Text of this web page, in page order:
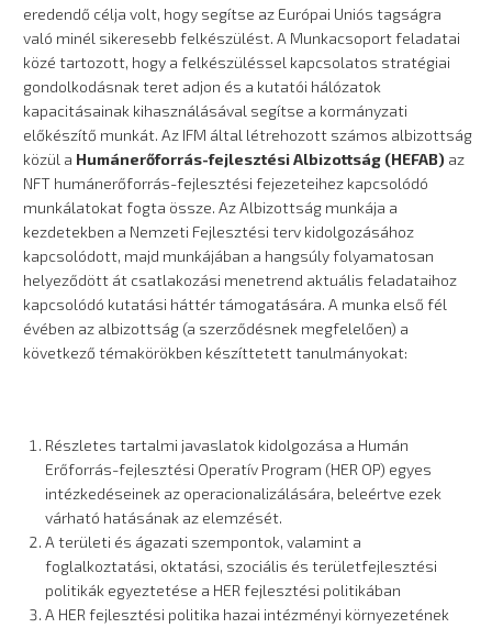
eredendő célja volt, hogy segítse az Európai Uniós tagságra
való minél sikeresebb felkészülést. A Munkacsoport feladatai
közé tartozott, hogy a felkészüléssel kapcsolatos stratégiai
gondolkodásnak teret adjon és a kutatói hálózatok
kapacitásainak kihasználásával segítse a kormányzati
előkészítő munkát. Az IFM által létrehozott számos albizottság
közül a Humánerőforrás-fejlesztési Albizottság (HEFAB) az
NFT humánerőforrás-fejlesztési fejezeteihez kapcsolódó
munkálatokat fogta össze. Az Albizottság munkája a
kezdetekben a Nemzeti Fejlesztési terv kidolgozásához
kapcsolódott, majd munkájában a hangsúly folyamatosan
helyeződött át csatlakozási menetrend aktuális feladataihoz
kapcsolódó kutatási háttér támogatására. A munka első fél
évében az albizottság (a szerződésnek megfelelően) a
következő témakörökben készíttetett tanulmányokat:
Részletes tartalmi javaslatok kidolgozása a Humán
Erőforrás-fejlesztési Operatív Program (HER OP) egyes
intézkedéseinek az operacionalizálására, beleértve ezek
várható hatásának az elemzését.
A területi és ágazati szempontok, valamint a
foglalkoztatási, oktatási, szociális és területfejlesztési
politikák egyeztetése a HER fejlesztési politikában
A HER fejlesztési politika hazai intézményi környezetének